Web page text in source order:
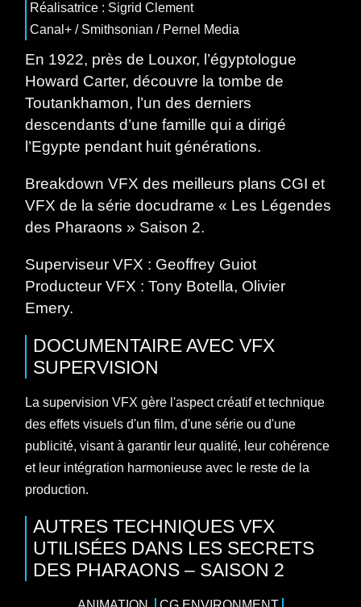
Réalisatrice : Sigrid Clement
Canal+ / Smithsonian / Pernel Media
En 1922, près de Louxor, l’égyptologue
Howard Carter, découvre la tombe de
Toutankhamon, l’un des derniers
descendants d’une famille qui a dirigé
l’Egypte pendant huit générations.
Breakdown VFX des meilleurs plans CGI et
VFX de la série docudrame « Les Légendes
des Pharaons » Saison 2.
Superviseur VFX : Geoffrey Guiot
Producteur VFX : Tony Botella, Olivier
Emery.
DOCUMENTAIREAVECVFX
SUPERVISION
La supervision VFX gère l'aspect créatif et technique
des effets visuels d'un film, d'une série ou d'une
publicité, visant à garantir leur qualité, leur cohérence
et leur intégration harmonieuse avec le reste de la
production.
AUTRES TECHNIQUES VFX
UTILISÉES DANS LES SECRETS
DES PHARAONS – SAISON 2